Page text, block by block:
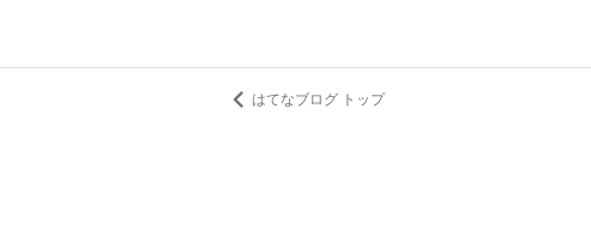
はてなブログ トップ